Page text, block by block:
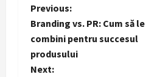
P
o
s
Previous:
Branding vs. PR: Cum să le
combini pentru succesul
produsului
Next: